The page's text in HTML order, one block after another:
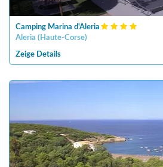
Camping Marina d'Aleria
Aleria ( Haute-Corse)
Zeige Details